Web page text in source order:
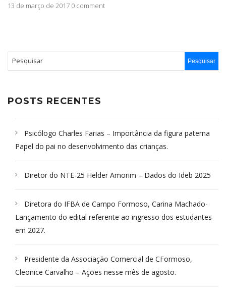
áudio
13 de março de 2017 0 comment
POSTS RECENTES
Psicólogo Charles Farias – Importância da figura paterna
Papel do pai no desenvolvimento das crianças.
Diretor do NTE-25 Helder Amorim – Dados do Ideb 2025
Diretora do IFBA de Campo Formoso, Carina Machado-
Lançamento do edital referente ao ingresso dos estudantes
em 2027.
Presidente da Associação Comercial de CFormoso,
Cleonice Carvalho – Ações nesse mês de agosto.